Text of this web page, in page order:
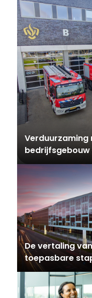
Verduurzaming
De vertaling
toepasbare